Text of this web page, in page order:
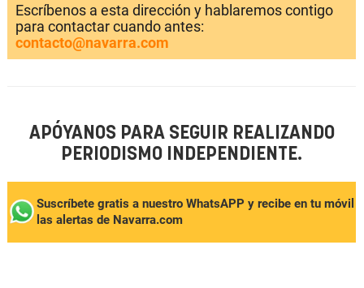
Escríbenos a esta dirección y hablaremos contigo
para contactar cuando antes:
contacto@navarra.com
APÓYANOS PARA SEGUIR REALIZANDO
PERIODISMO INDEPENDIENTE.
Suscríbete gratis a nuestro WhatsAPP y recibe en tu móvil
las alertas de Navarra.com